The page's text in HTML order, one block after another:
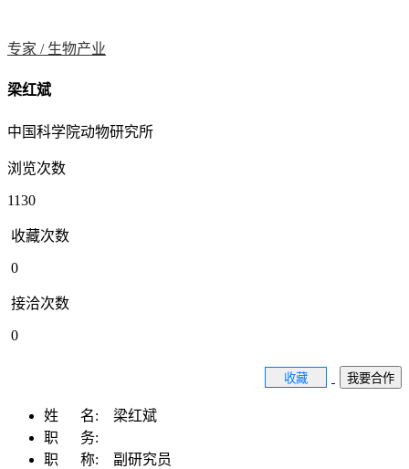
专家 / 生物产业
梁红斌
中国科学院动物研究所
浏览次数
1130
收藏次数
0
接洽次数
0
收藏 我要合作
姓 名: 梁红斌
职 务:
职 称: 副研究员